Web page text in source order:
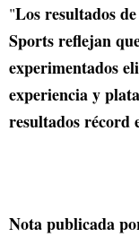
"Los resultados
Sports reflejan
experimentados
experiencia y
resultados récord
Nota publicada